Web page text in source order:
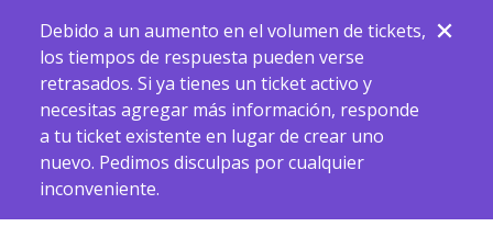
Debido a un aumento en el volumen de tickets,
los tiempos de respuesta pueden verse
retrasados. Si ya tienes un ticket activo y
necesitas agregar más información, responde
a tu ticket existente en lugar de crear uno
nuevo. Pedimos disculpas por cualquier
inconveniente.